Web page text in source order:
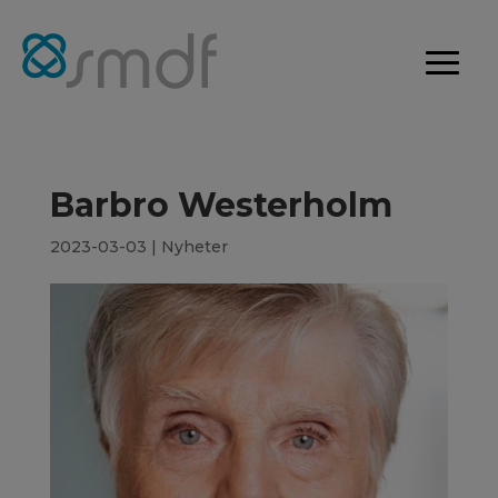
Barbro Westerholm
2023-03-03 | Nyheter